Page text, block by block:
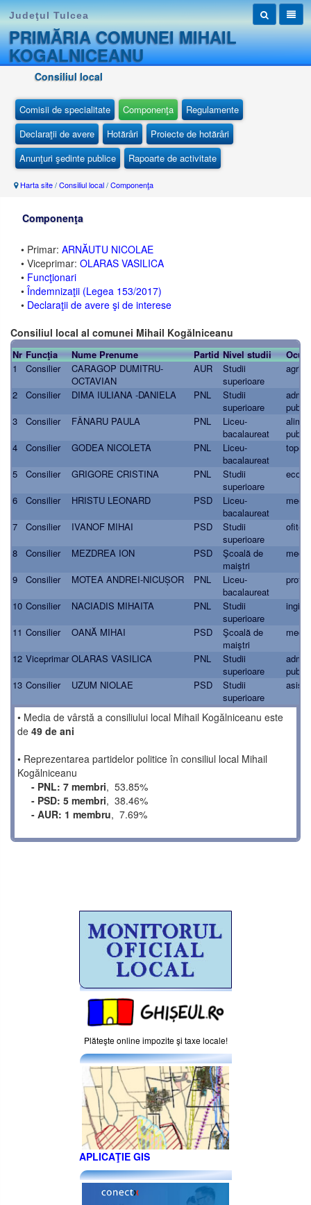
Judeţul Tulcea
PRIMĂRIA COMUNEI MIHAIL
KOGALNICEANU
Consiliul local
Comisii de specialitate Componenţa
Regulamente
Declaraţii de avere
Hotărâri
Proiecte de hotărâri
Anunţuri şedinte publice
Rapoarte de activitate
Harta site/Consiliul local/Componenţa
Componenţa
• Primar: ARNĂUTU NICOLAE
• Viceprimar: OLARAS VASILICA
• Funcţionari
• Îndemnizaţii (Legea 153/2017)
• Declaraţii de avere şi de interese
Consiliul local al comunei Mihail Kogălniceanu
Nr Funcţia Nume Prenume Partid Nivel studii
1
Consilier
CARAGOP DUMITRU-
OCTAVIAN
AUR
Studii
superioare
2
Consilier DIMA IULIANA -DANIELA PNL
Studii
superioare
3
Consilier FÂNARU PAULA PNL
Liceu-
bacalaureat
4
Consilier GODEA NICOLETA PNL
Liceu-
bacalaureat
5
Consilier GRIGORE CRISTINA PNL
Studii
superioare
6
Consilier HRISTU LEONARD PSD
Liceu-
bacalaureat
7
Consilier IVANOF MIHAI PSD
Studii
superioare
ofiter
8
Consilier MEZDREA ION PSD
Şcoală de
maiştri
9
Consilier MOTEA ANDREI-NICUȘOR PNL
Liceu-
bacalaureat
10 Consilier NACIADIS MIHAITA PNL
Studii
superioare
11 Consilier OANĂ MIHAI PSD
Şcoală de
maiştri
12 Viceprimar OLARAS VASILICA PNL
Studii
superioare
13 Consilier UZUM NIOLAE PSD
Studii
superioare
• Media de vârstă a consiliului local Mihail Kogălniceanu este
de 49 de ani
• Reprezentarea partidelor politice în consiliul local Mihail
Kogălniceanu
- PNL: 7 membri, 53.85%
- PSD: 5 membri, 38.46%
- AUR: 1 membru, 7.69%
Plăteşte online impozite şi taxe locale!
APLICAŢIE GIS